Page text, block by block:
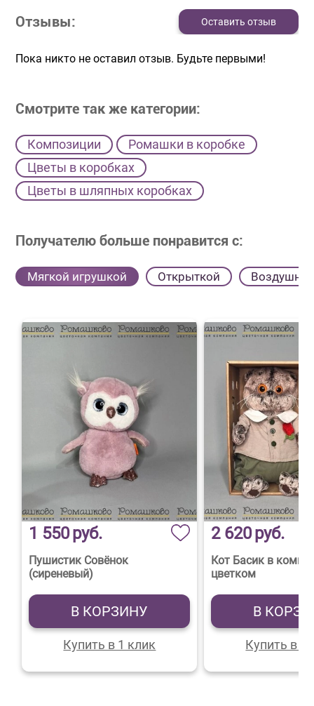
Отзывы: Оставить отзыв
Пока никто не оставил отзыв. Будьте первыми!
Смотрите так же категории:
Композиции
Ромашки в коробке
Цветы в коробках
Цветы в шляпных коробках
Получателю больше понравится с:
Мягкой игрушкой Открыткой
1 550руб.
Пушистик Совёнок
(сиреневый)
В КОРЗИНУ
Купить в 1 клик
2 620руб.
Кот Басик в
цветком
В
Купить в 1